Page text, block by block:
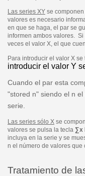
Las series XYse componen
valores es necesario
en que se haga, el par se
informen ambos valores.
veces el valor X, el que
Para introducir el valor X
introducir el valor Y
Cuando el par esta
"stored n" siendo el n
serie.
Las series sólo Xse
valores se pulsa la tecla ∑x
incluya en la serie y se
n el número de valores
Tratamiento de